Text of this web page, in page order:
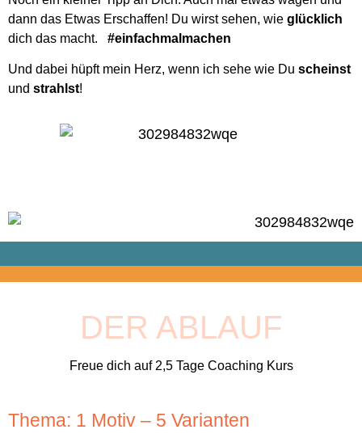
dann das Etwas Erschaffen! Du wirst sehen, wie glücklich
dich das macht. #einfachmalmachen
Und dabei hüpft mein Herz, wenn ich sehe wie Du scheinst
und strahlst!
DER ABLAUF
Freue dich auf 2,5 Tage Coaching Kurs
Thema: 1 Motiv – 5 Varianten